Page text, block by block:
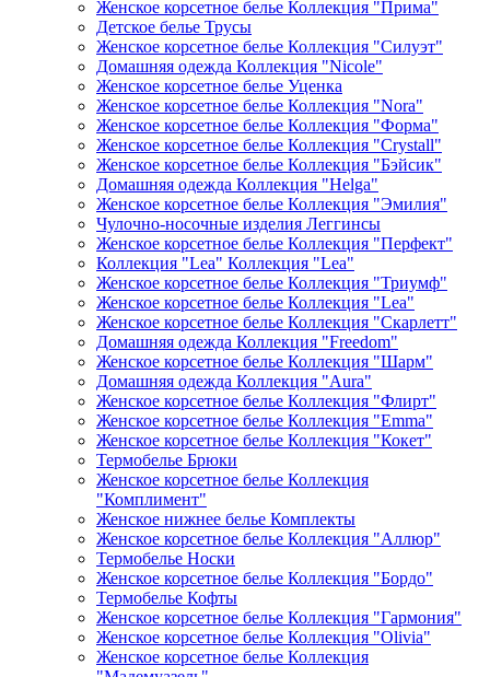
Женское корсетное белье Коллекция "Прима"
Детское белье Трусы
Женское корсетное белье Коллекция "Силуэт"
Домашняя одежда Коллекция "Nicole"
Женское корсетное белье Уценка
Женское корсетное белье Коллекция "Nora"
Женское корсетное белье Коллекция "Форма"
Женское корсетное белье Коллекция "Crystall"
Женское корсетное белье Коллекция "Бэйсик"
Домашняя одежда Коллекция "Helga"
Женское корсетное белье Коллекция "Эмилия"
Чулочно-носочные изделия Леггинсы
Женское корсетное белье Коллекция "Перфект"
Коллекция "Lea" Коллекция "Lea"
Женское корсетное белье Коллекция "Триумф"
Женское корсетное белье Коллекция "Lea"
Женское корсетное белье Коллекция "Скарлетт"
Домашняя одежда Коллекция "Freedom"
Женское корсетное белье Коллекция "Шарм"
Домашняя одежда Коллекция "Aura"
Женское корсетное белье Коллекция "Флирт"
Женское корсетное белье Коллекция "Emma"
Женское корсетное белье Коллекция "Кокет"
Термобелье Брюки
Женское корсетное белье Коллекция
"Комплимент"
Женское нижнее белье Комплекты
Женское корсетное белье Коллекция "Аллюр"
Термобелье Носки
Женское корсетное белье Коллекция "Бордо"
Термобелье Кофты
Женское корсетное белье Коллекция "Гармония"
Женское корсетное белье Коллекция "Olivia"
Женское корсетное белье Коллекция